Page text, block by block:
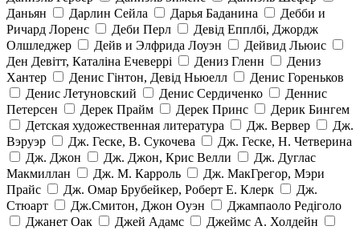
Даньян
Дарлин Сейла Дарья Баданина
Дебби и
Ричард Лоренс
Деби Перл
Девід Епплбі, Джордж
Олшледжер
Дейв и Элфрида Лоуэн
Дейвид Льюис
Ден Девітт, Каталіна Ечеверрі
Дениз Гленн
Дениз
Хантер
Денис Гінтон, Девід Ньюелл
Денис Гореньков
Денис Летуновский
Денис Сердиченко
Деннис
Петерсен
Дерек Прайм Дерек Принс
Дерик Бингем
Детская художественная литература
Дж. Вервер
Дж.
Вэруэр
Дж. Геске, В. Сукочева
Дж. Геске, Н. Четверина
Дж. Джон
Дж. Джон, Крис Велли
Дж. Дуглас
Макмиллан
Дж. М. Карроль
Дж. МакГрегор, Мэри
Прайс
Дж. Омар Брубейкер, Роберт Е. Клерк
Дж.
Стюарт
Дж.Смитон, Джон Оуэн
Джампаоло Редіголо
Джанет Оак
Джей Адамс
Джеймс А. Холдейн